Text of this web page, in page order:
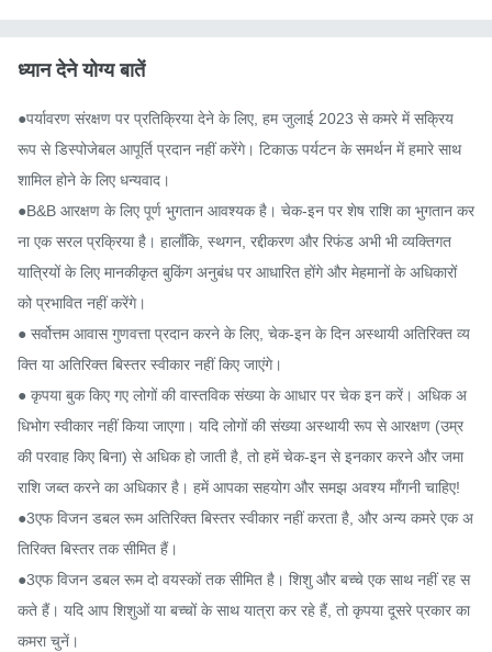
ध्यान देने योग्य बातें
●पर्यावरण संरक्षण पर प्रतिक्रिया देने के लिए, हम जुलाई 2023 से कमरे में सक्रिय
रूप से डिस्पोजेबल आपूर्ति प्रदान नहीं करेंगे। टिकाऊ पर्यटन के समर्थन में हमारे साथ
शामिल होने के लिए धन्यवाद।
●B&B आरक्षण के लिए पूर्ण भुगतान आवश्यक है। चेक-इन पर शेष राशि का भुगतान कर
ना एक सरल प्रक्रिया है। हालाँकि, स्थगन, रद्दीकरण और रिफंड अभी भी व्यक्तिगत
यात्रियों के लिए मानकीकृत बुकिंग अनुबंध पर आधारित होंगे और मेहमानों के अधिकारों
को प्रभावित नहीं करेंगे।
● सर्वोत्तम आवास गुणवत्ता प्रदान करने के लिए, चेक-इन के दिन अस्थायी अतिरिक्त व्य
क्ति या अतिरिक्त बिस्तर स्वीकार नहीं किए जाएंगे।
● कृपया बुक किए गए लोगों की वास्तविक संख्या के आधार पर चेक इन करें। अधिक अ
धिभोग स्वीकार नहीं किया जाएगा। यदि लोगों की संख्या अस्थायी रूप से आरक्षण (उम्र
की परवाह किए बिना) से अधिक हो जाती है, तो हमें चेक-इन से इनकार करने और जमा
राशि जब्त करने का अधिकार है। हमें आपका सहयोग और समझ अवश्य माँगनी चाहिए!
●​​​3एफ विजन डबल रूम अतिरिक्त बिस्तर स्वीकार नहीं करता है, और अन्य कमरे एक अ
तिरिक्त बिस्तर तक सीमित हैं।
●​​​3एफ विजन डबल रूम दो वयस्कों तक सीमित है। शिशु और बच्चे एक साथ नहीं रह स
कते हैं। यदि आप शिशुओं या बच्चों के साथ यात्रा कर रहे हैं, तो कृपया दूसरे प्रकार का
कमरा चुनें।